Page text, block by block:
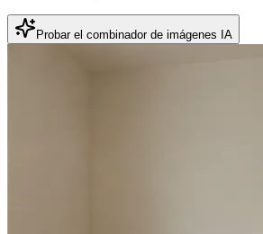
Probar el combinador de imágenes IA